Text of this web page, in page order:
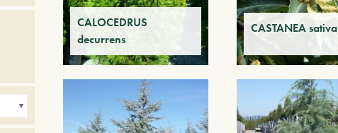
CALOCEDRUS
decurrens
CASTANEA sativa